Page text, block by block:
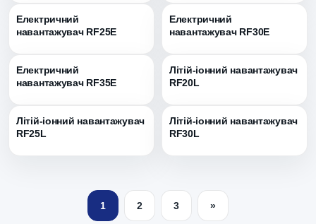
Електричний
навантажувач RF25E
Електричний
навантажувач RF30E
Електричний
навантажувач RF35E
Літій-іонний навантажувач
RF20L
Літій-іонний навантажувач
RF25L
Літій-іонний навантажувач
RF30L
1 2 3 »